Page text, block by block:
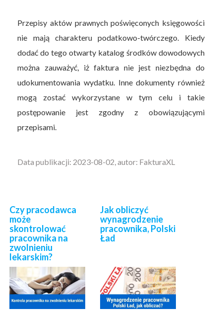
Przepisy aktów prawnych poświęconych księgowości
nie mają charakteru podatkowo-twórczego. Kiedy
dodać do tego otwarty katalog środków dowodowych
można zauważyć, iż faktura nie jest niezbędna do
udokumentowania wydatku. Inne dokumenty również
mogą zostać wykorzystane w tym celu i takie
postępowanie jest zgodny z obowiązującymi
przepisami.
Data publikacji: 2023-08-02, autor: FakturaXL
Czy pracodawca
może
skontrolować
pracownika na
zwolnieniu
lekarskim?
Jak obliczyć
wynagrodzenie
pracownika, Polski
Ład